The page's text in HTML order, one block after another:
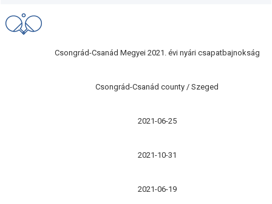
Csongrád-Csanád Megyei 2021. évi nyári csapatbajnokság
Csongrád-Csanád county / Szeged
2021-06-25
2021-10-31
2021-06-19